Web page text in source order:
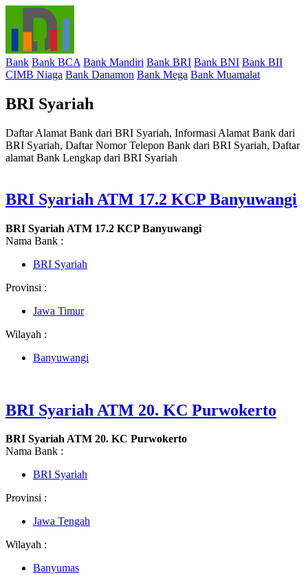
Bank Bank BCA Bank Mandiri Bank BRI Bank BNI Bank BII
CIMB Niaga Bank Danamon Bank Mega Bank Muamalat
BRI Syariah
Daftar Alamat Bank dari BRI Syariah, Informasi Alamat Bank dari
BRI Syariah, Daftar Nomor Telepon Bank dari BRI Syariah, Daftar
alamat Bank Lengkap dari BRI Syariah
BRI Syariah ATM 17.2 KCP Banyuwangi
BRI Syariah ATM 17.2 KCP Banyuwangi
Nama Bank :
BRI Syariah
Provinsi :
Jawa Timur
Wilayah :
Banyuwangi
BRI Syariah ATM 20. KC Purwokerto
BRI Syariah ATM 20. KC Purwokerto
Nama Bank :
BRI Syariah
Provinsi :
Jawa Tengah
Wilayah :
Banyumas